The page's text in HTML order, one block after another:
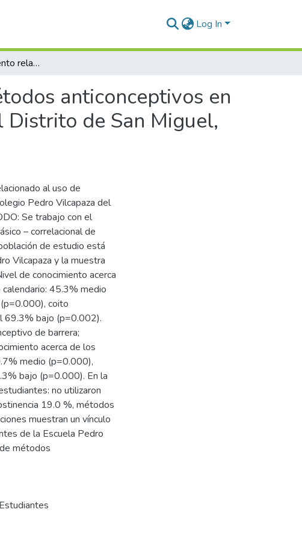
Log In
Nivel de conocimiento relacionado al uso de métodos anticonceptivos en los estudiantes del Colegio Pedro Vilcapaza del Distrito de San Miguel, 2024
anticonceptivos en
de San Miguel,
al uso de
Pedro Vilcapaza del
Se trabajo con el
– correlacional de
de estudio está
Vilcapaza y la muestra
de conocimiento acerca
45.3% medio
coito
69.3% bajo (p=0.002).
de barrera;
acerca de los
medio (p=0.000),
bajo (p=0.000). En la
no utilizaron
19.0 %, métodos
muestran un vínculo
de la Escuela Pedro
métodos
Estudiantes